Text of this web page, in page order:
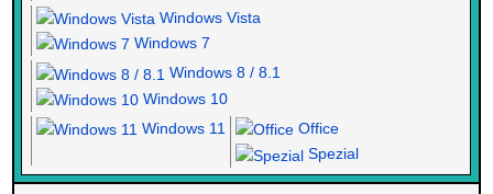
Windows Vista
Windows 7
Windows 8 / 8.1
Windows 10
Windows 11
Office
Spezial